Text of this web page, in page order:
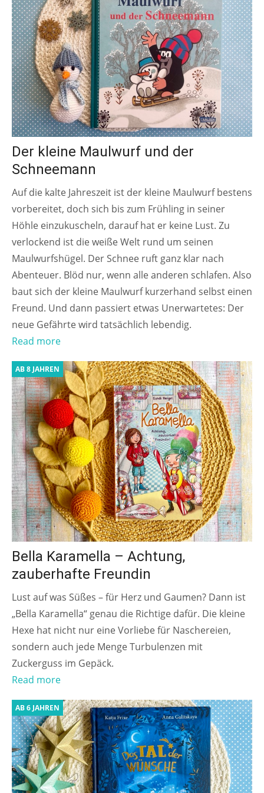
Der kleine Maulwurf und der
Schneemann
Auf die kalte Jahreszeit ist der kleine Maulwurf bestens
vorbereitet, doch sich bis zum Frühling in seiner
Höhle einzukuscheln, darauf hat er keine Lust. Zu
verlockend ist die weiße Welt rund um seinen
Maulwurfshügel. Der Schnee ruft ganz klar nach
Abenteuer. Blöd nur, wenn alle anderen schlafen. Also
baut sich der kleine Maulwurf kurzerhand selbst einen
Freund. Und dann passiert etwas Unerwartetes: Der
neue Gefährte wird tatsächlich lebendig.
Read more
AB 8 JAHREN
Bella Karamella – Achtung,
zauberhafte Freundin
Lust auf was Süßes – für Herz und Gaumen? Dann ist
„Bella Karamella“ genau die Richtige dafür. Die kleine
Hexe hat nicht nur eine Vorliebe für Naschereien,
sondern auch jede Menge Turbulenzen mit
Zuckerguss im Gepäck.
Read more
AB 6 JAHREN